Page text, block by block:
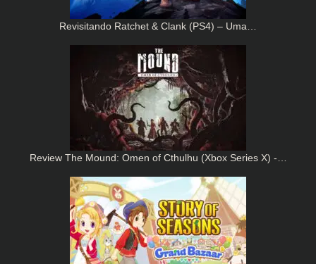
Revisitando Ratchet & Clank (PS4) – Uma…
Review The Mound: Omen of Cthulhu (Xbox Series X) -…